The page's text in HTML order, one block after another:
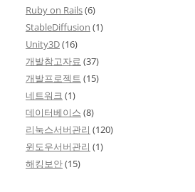
Ruby on Rails(6)
StableDiffusion (1)
Unity3D(16)
개발참고자료 (37)
개발프로젝트 (15)
네트워크 (1)
데이터베이스 (8)
리눅스서버관리 (120)
윈도우서버관리 (1)
해킹보안(15)